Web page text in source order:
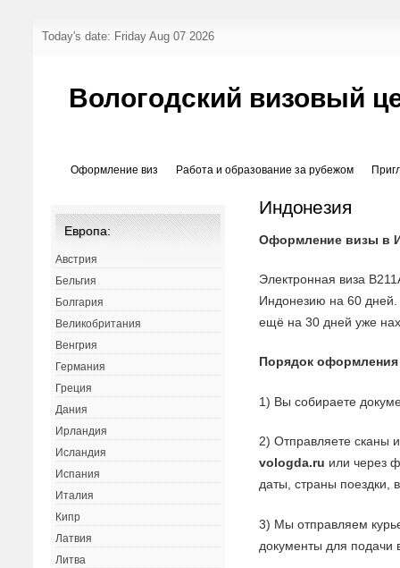
Today's date: Friday Aug 07 2026
Вологодский визовый
Оформление виз Работа и образование за рубежом
Индонезия
Оформление визы в
Электронная виза
Индонезию на 60
ещё на 30 дней уже
Порядок
1) Вы собираете
2) Отправляете сканы
vologda.ru или через
даты, страны поездки,
3) Мы отправляем
документы для подачи
Европа:
Австрия
Бельгия
Болгария
Великобритания
Венгрия
Германия
Греция
Дания
Ирландия
Исландия
Испания
Италия
Кипр
Латвия
Литва